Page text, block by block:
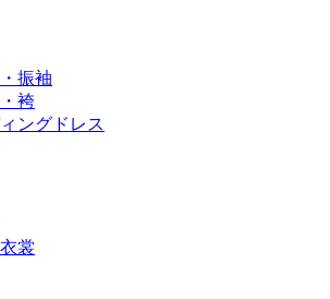
振袖
袴
ングドレス
裳